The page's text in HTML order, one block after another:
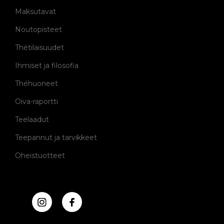
Maksutavat
Noutopisteet
Thétilaisuudet
Ihmiset ja filosofia
Théhuoneet
Oiva-raportti
Teelaadut
Teepannut ja tarvikkeet
Oheistuotteet